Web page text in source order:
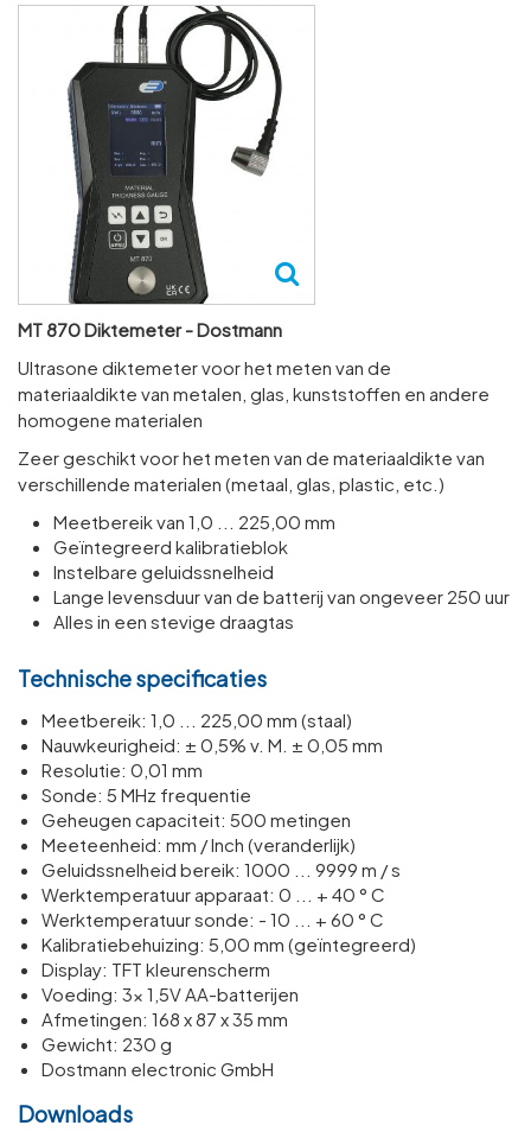
MT 870 Diktemeter - Dostmann
Ultrasone diktemeter voor het meten van de
materiaaldikte van metalen, glas, kunststoffen en andere
homogene materialen
Zeer geschikt voor het meten van de materiaaldikte van
verschillende materialen (metaal, glas, plastic, etc.)
Meetbereik van 1,0 ... 225,00 mm
Geïntegreerd kalibratieblok
Instelbare geluidssnelheid
Lange levensduur van de batterij van ongeveer 250 uur
Alles in een stevige draagtas
Technische specificaties
Meetbereik: 1,0 ... 225,00 mm (staal)
Nauwkeurigheid: ± 0,5% v. M. ± 0,05 mm
Resolutie: 0,01 mm
Sonde: 5 MHz frequentie
Geheugen capaciteit: 500 metingen
Meeteenheid: mm / Inch (veranderlijk)
Geluidssnelheid bereik: 1000 ... 9999 m / s
Werktemperatuur apparaat: 0 ... + 40 ° C
Werktemperatuur sonde: - 10 ... + 60 ° C
Kalibratiebehuizing: 5,00 mm (geïntegreerd)
Display: TFT kleurenscherm
Voeding: 3x 1,5V AA-batterijen
Afmetingen: 168 x 87 x 35 mm
Gewicht: 230 g
Dostmann electronic GmbH
Downloads